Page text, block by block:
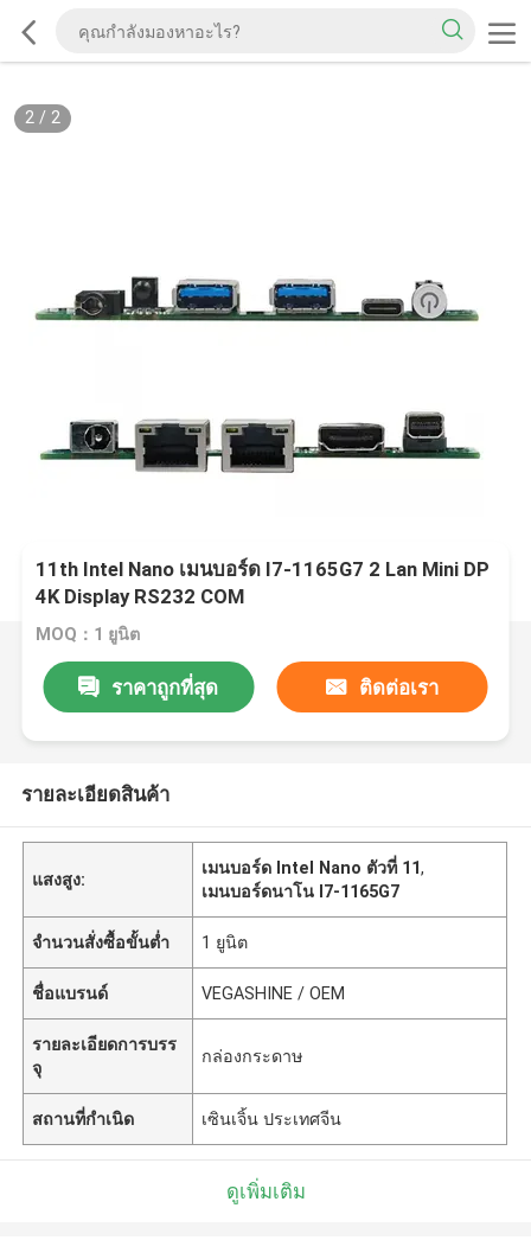
2/ 2
11th Intel Nano เมนบอร์ด I7-1165G7 2 Lan Mini DP
4K Display RS232 COM
MOQ：1 ยูนิต
ราคาถูกที่สุด ติดต่อเรา
รายละเอียดสินค้า
แสงสูง:
เมนบอร์ด Intel Nano ตัวที่ 11,
เมนบอร์ดนาโน I7-1165G7
จำนวนสั่งซื้อขั้นต่ำ 1 ยูนิต
ชื่อแบรนด์ VEGASHINE / OEM
รายละเอียดการบรร
จุ
กล่องกระดาษ
สถานที่กำเนิด เซินเจิ้น ประเทศจีน
ดูเพิ่มเติม